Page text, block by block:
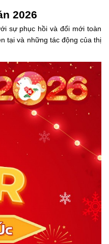
2026
sự phục hồi và đổi mới toàn
tại và những tác động của thị